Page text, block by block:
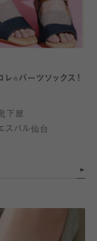
⭐️パーツソックス！
下屋
スパル仙台